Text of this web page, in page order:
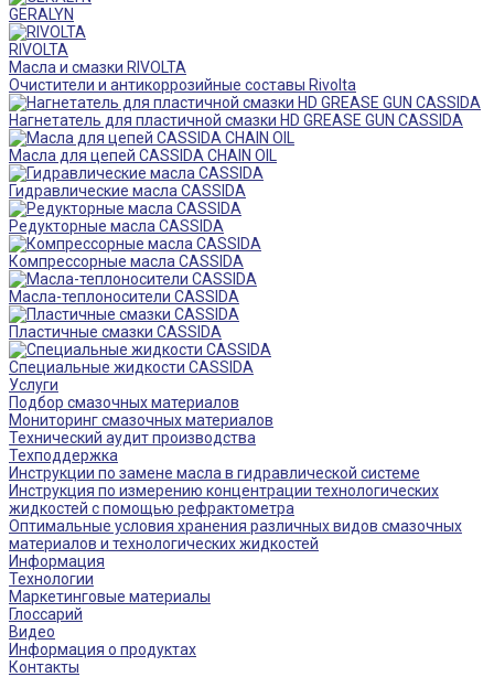
GERALYN
RIVOLTA
Масла и смазки RIVOLTA
Очистители и антикоррозийные составы Rivolta
Нагнетатель для пластичной смазки HD GREASE GUN CASSIDA
Масла для цепей CASSIDA CHAIN OIL
Гидравлические масла CASSIDA
Редукторные масла CASSIDA
Компрессорные масла CASSIDA
Масла-теплоносители CASSIDA
Пластичные смазки CASSIDA
Специальные жидкости CASSIDA
Услуги
Подбор смазочных материалов
Мониторинг смазочных материалов
Технический аудит производства
Техподдержка
Инструкции по замене масла в гидравлической системе
Инструкция по измерению концентрации технологических
жидкостей с помощью рефрактометра
Оптимальные условия хранения различных видов смазочных
материалов и технологических жидкостей
Информация
Технологии
Маркетинговые материалы
Глоссарий
Видео
Информация о продуктах
Контакты